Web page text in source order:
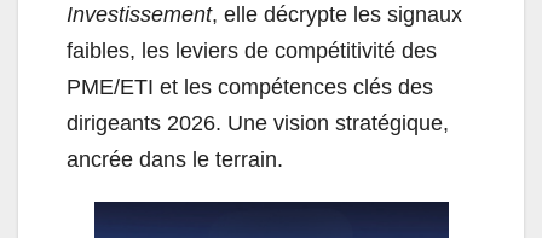
Investissement, elle décrypte les signaux
faibles, les leviers de compétitivité des
PME/ETI et les compétences clés des
dirigeants 2026. Une vision stratégique,
ancrée dans le terrain.